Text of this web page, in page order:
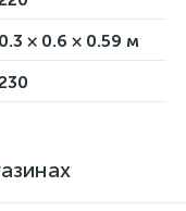
0.3 × 0.6 × 0.59 м